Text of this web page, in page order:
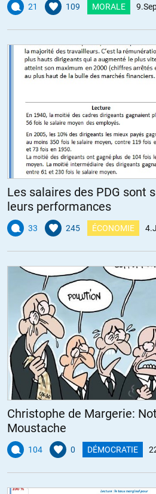
21 109 MORALE
Les salaires des PDG sont
leurs performances
33 245 ÉCONOMIE
Christophe de Margerie:
Moustache
104 0 DÉMOCRATIE